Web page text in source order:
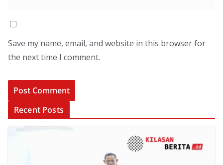
Save my name, email, and website in this browser for
the next time I comment.
Recent Posts